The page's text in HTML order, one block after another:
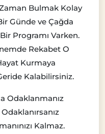
Bulmak Kolay
Günde ve Çağda
Programı Varken.
Rekabet O
Kurmaya
Kalabilirsiniz.
Odaklanmanız
Kalmaz.